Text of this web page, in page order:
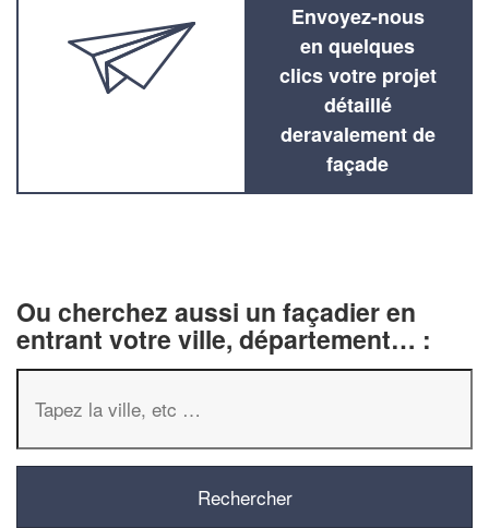
Envoyez-nous
en quelques
clics votre projet
détaillé
deravalement de
façade
Ou cherchez aussi un façadier en
entrant votre ville, département… :